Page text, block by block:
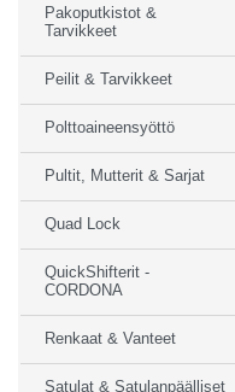
Pakoputkistot &
Tarvikkeet
Peilit & Tarvikkeet
Polttoaineensyöttö
Pultit, Mutterit & Sarjat
Quad Lock
QuickShifterit -
CORDONA
Renkaat & Vanteet
Satulat & Satulanpäälliset